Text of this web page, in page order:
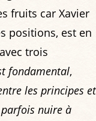
fruits car Xavier
positions, est en
trois
fondamental,
les principes et
nuire à